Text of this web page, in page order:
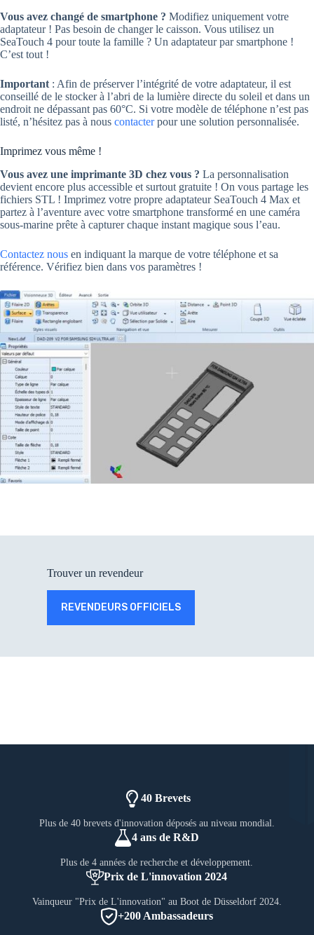
Vous avez changé de smartphone ? Modifiez uniquement votre
adaptateur ! Pas besoin de changer le caisson. Vous utilisez un
SeaTouch 4 pour toute la famille ? Un adaptateur par smartphone !
C’est tout !
Important : Afin de préserver l’intégrité de votre adaptateur, il est
conseillé de le stocker à l’abri de la lumière directe du soleil et dans un
endroit ne dépassant pas 60°C. Si votre modèle de téléphone n’est pas
listé, n’hésitez pas à nous contacterpour une solution personnalisée.
Imprimez vous même !
Vous avez une imprimante 3D chez vous ? La personnalisation
devient encore plus accessible et surtout gratuite ! On vous partage les
fichiers STL ! Imprimez votre propre adaptateur SeaTouch 4 Max et
partez à l’aventure avec votre smartphone transformé en une caméra
sous-marine prête à capturer chaque instant magique sous l’eau.
Contactez nous en indiquant la marque de votre téléphone et sa
référence. Vérifiez bien dans vos paramètres !
Trouver un revendeur
REVENDEURS OFFICIELS
40 Brevets
Plus de 40 brevets d'innovation déposés au niveau mondial.
4 ans de R&D
Plus de 4 années de recherche et développement.
Prix de L'innovation 2024
Vainqueur "Prix de L'innovation" au Boot de Düsseldorf 2024.
+200 Ambassadeurs